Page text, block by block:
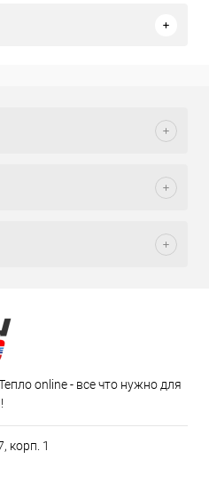
online - все что нужно для
корп. 1